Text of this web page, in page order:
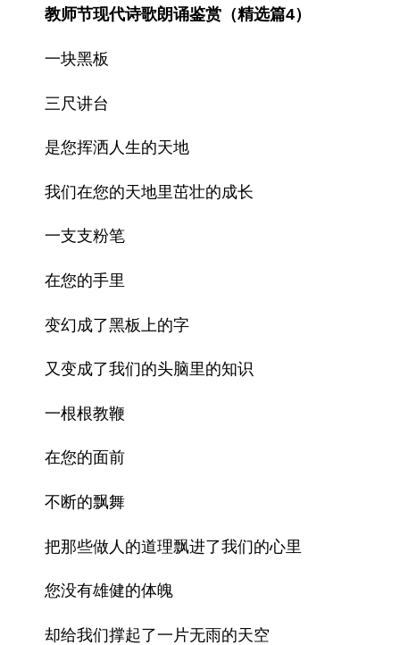
教师节现代诗歌朗诵鉴赏（精选篇4）
一块黑板
三尺讲台
是您挥洒人生的天地
我们在您的天地里茁壮的成长
一支支粉笔
在您的手里
变幻成了黑板上的字
又变成了我们的头脑里的知识
一根根教鞭
在您的面前
不断的飘舞
把那些做人的道理飘进了我们的心里
您没有雄健的体魄
却给我们撑起了一片无雨的天空